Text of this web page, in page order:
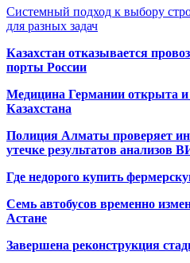
Системный подход к выбору
для разных задач
Казахстан отказывается
порты России
Медицина Германии открыта
Казахстана
Полиция Алматы проверяет
утечке результатов
Где недорого купить
Семь автобусов временно
Астане
Завершена реконструкция